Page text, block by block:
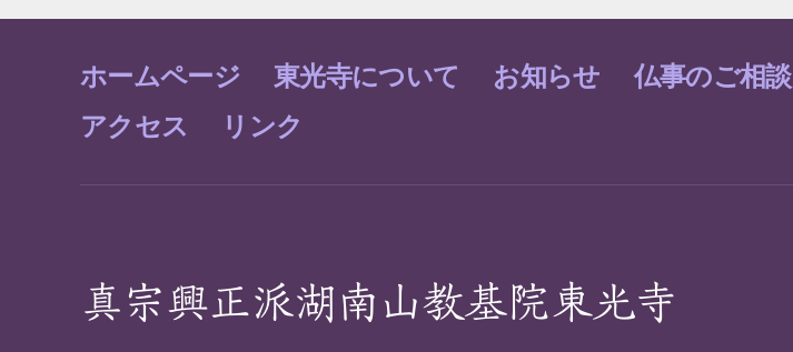
ホームページ 東光寺について お知らせ 仏事のご相談
アクセス
リンク
真宗興正派湖南山教基院東光寺